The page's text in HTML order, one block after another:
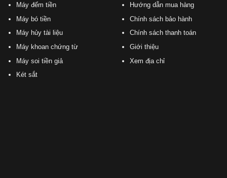
Máy đếm tiền
Máy bó tiền
Máy hủy tài liệu
Máy khoan chứng từ
Máy soi tiền giả
Két sắt
Hướng dẫn mua hàng
Chính sách bảo hành
Chính sách thanh toán
Giới thiệu
Xem địa chỉ